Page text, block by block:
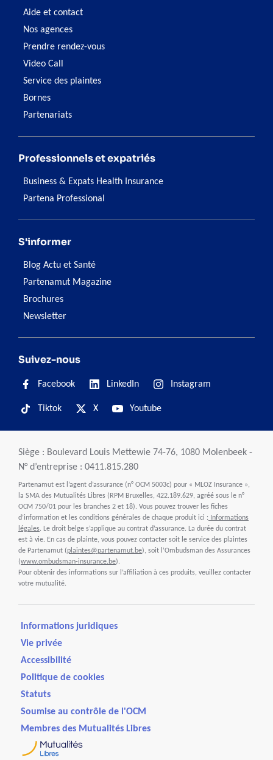
Aide et contact
Nos agences
Prendre rendez-vous
Video Call
Service des plaintes
Bornes
Partenariats
Professionnels et expatriés
Business & Expats Health Insurance
Partena Professional
S'informer
Blog Actu et Santé
Partenamut Magazine
Brochures
Newsletter
Suivez-nous
Facebook LinkedIn Instagram
Tiktok X Youtube
Siège : Boulevard Louis Mettewie 74-76, 1080 Molenbeek -
N° d’entreprise : 0411.815.280
Partenamut est l’agent d’assurance (n° OCM 5003c) pour « MLOZ Insurance »,
la SMA des Mutualités Libres (RPM Bruxelles, 422.189.629, agréé sous le n°
OCM 750/01 pour les branches 2 et 18). Vous pouvez trouver les fiches
d’information et les conditions générales de chaque produit ici : Informations
légales. Le droit belge s’applique au contrat d’assurance. La durée du contrat
est à vie. En cas de plainte, vous pouvez contacter soit le service des plaintes
de Partenamut (plaintes@partenamut.be), soit l’Ombudsman des Assurances
(www.ombudsman-insurance.be).
Pour obtenir des informations sur l’affiliation à ces produits, veuillez contacter
votre mutualité.
Informations juridiques
Vie privée
Accessibilité
Politique de cookies
Statuts
Soumise au contrôle de l'OCM
Membres des Mutualités Libres